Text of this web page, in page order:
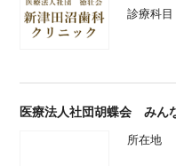
診療科目
医療法人社団胡蝶会 みん
所在地